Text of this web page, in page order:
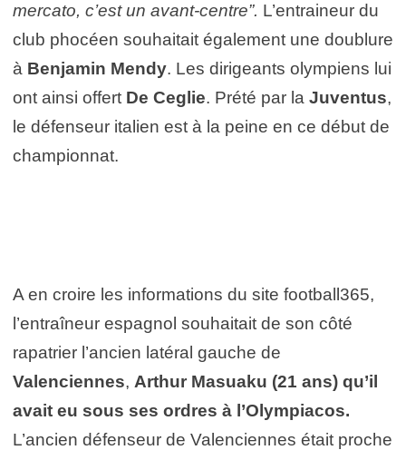
mercato, c’est un avant-centre”. L’entraineur du
club phocéen souhaitait également une doublure
à Benjamin Mendy. Les dirigeants olympiens lui
ont ainsi offert De Ceglie. Prété par la Juventus,
le défenseur italien est à la peine en ce début de
championnat.
A en croire les informations du site football365,
l’entraîneur espagnol souhaitait de son côté
rapatrier l’ancien latéral gauche de
Valenciennes, Arthur Masuaku (21 ans) qu’il
avait eu sous ses ordres à l’Olympiacos.
L’ancien défenseur de Valenciennes était proche